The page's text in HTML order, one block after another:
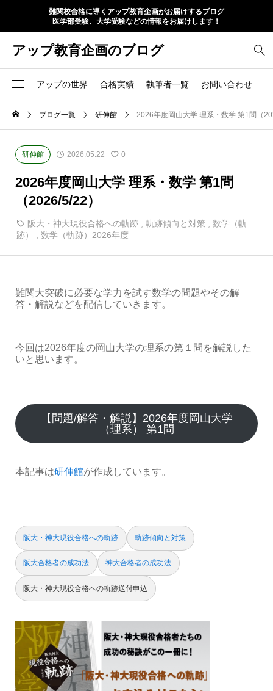
難関校合格に導くアップ教育企画がお届けするブログ
医学部受験、大学受験などの情報をお届けします！
アップ教育企画のブログ
アップの世界 合格実績 執筆者一覧 お問い合わせ
ブログ一覧 研伸館 2026年度岡山大学 理系・数学 第1問（
研伸館 2026.05.22 0
2026年度岡山大学 理系・数学 第1問
（2026/5/22）
阪大・神大現役合格への軌跡 軌跡傾向と対策
数学（軌
跡）
, 数学（軌跡）2026年度
難関大突破に必要な学力を試す数学の問題やその解
答・解説などを配信していきます。
今回は2026年度の岡山大学の理系の第１問を解説した
いと思います。
【問題/解答・解説】2026年度岡山大学
（理系） 第1問
本記事は研伸館が作成しています。
阪大・神大現役合格への軌跡 軌跡傾向と対策
阪大合格者の成功法 神大合格者の成功法
阪大・神大現役合格への軌跡送付申込